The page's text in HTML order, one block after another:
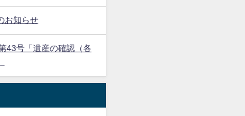
お知らせ
43号「遺産の確認（各